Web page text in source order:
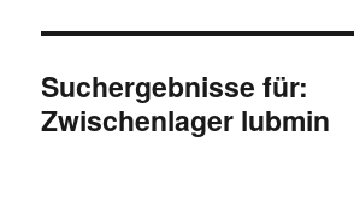
Suchergebnisse für:
Zwischenlager lubmin